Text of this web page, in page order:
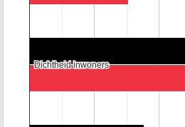
Dichtheid inwoners
Dichtheid inwoners